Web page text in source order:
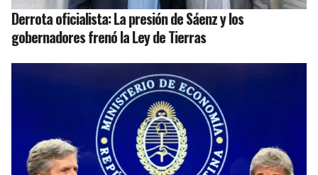
Derrota oficialista: La presión de Sáenz y los
gobernadores frenó la Ley de Tierras